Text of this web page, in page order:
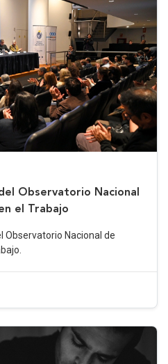
Observatorio Nacional
el Trabajo
Observatorio Nacional de